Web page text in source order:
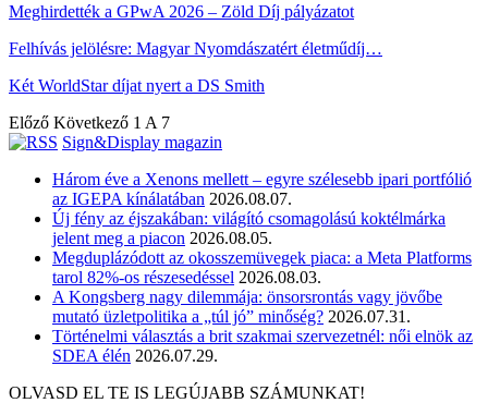
Meghirdették a GPwA 2026 – Zöld Díj pályázatot
Felhívás jelölésre: Magyar Nyomdászatért életműdíj…
Két WorldStar díjat nyert a DS Smith
Előző Következő 1 A 7
Sign&Display magazin
Három éve a Xenons mellett – egyre szélesebb ipari portfólió
az IGEPA kínálatában 2026.08.07.
Új fény az éjszakában: világító csomagolású koktélmárka
jelent meg a piacon 2026.08.05.
Megduplázódott az okosszemüvegek piaca: a Meta Platforms
tarol 82%-os részesedéssel 2026.08.03.
A Kongsberg nagy dilemmája: önsorsrontás vagy jövőbe
mutató üzletpolitika a „túl jó” minőség? 2026.07.31.
Történelmi választás a brit szakmai szervezetnél: női elnök az
SDEA élén 2026.07.29.
OLVASD EL TE IS LEGÚJABB SZÁMUNKAT!